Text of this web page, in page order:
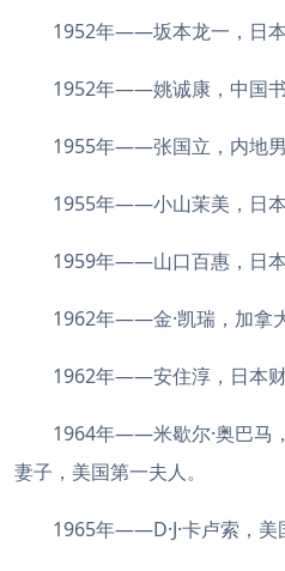
1952年——坂本龙一，日本
1952年——姚诚康，中国书
1955年——张国立，内地男
1955年——小山茉美，日本
1959年——山口百惠，日本
1962年——金·凯瑞，加拿
1962年——安住淳，日本财
1964年——米歇尔·奥巴马
妻子，美国第一夫人。
1965年——D·J·卡卢索，美